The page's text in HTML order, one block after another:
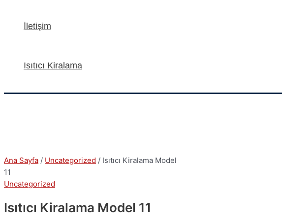
İletişim
Isıtıcı Kiralama
Ana Sayfa / Uncategorized / Isıtıcı Kiralama Model
11
Uncategorized
Isıtıcı Kiralama Model 11